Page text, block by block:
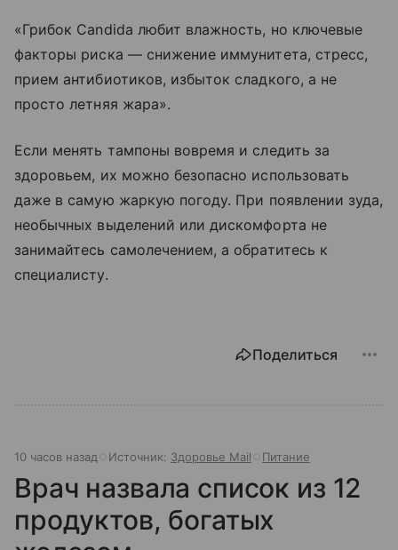
«Грибок Candida любит влажность, но ключевые
факторы риска — снижение иммунитета, стресс,
прием антибиотиков, избыток сладкого, а не
просто летняя жара».
Если менять тампоны вовремя и следить за
здоровьем, их можно безопасно использовать
даже в самую жаркую погоду. При появлении зуда,
необычных выделений или дискомфорта не
занимайтесь самолечением, а обратитесь к
специалисту.
Поделиться
10 часов назад Источник: Здоровье Mail Питание
Врач назвала список из 12
продуктов, богатых